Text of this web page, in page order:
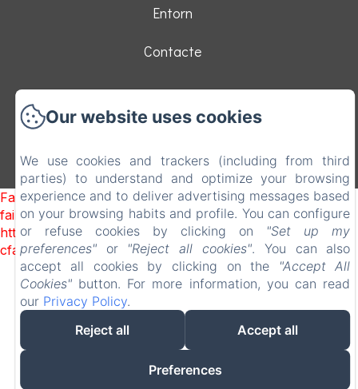
Entorn
Contacte
Termes de venda
Failed to load BookingEngine/index: Loading chunk 8127
failed. (missing:
https://d1cmur5l0xva3h.cloudfront.net/packs/8127-
cfabcb149315abdd-4e81f27ab116024e.js)
Our website uses cookies
We use cookies and trackers (including from third
parties) to understand and optimize your browsing
experience and to deliver advertising messages based
on your browsing habits and profile. You can configure
or refuse cookies by clicking on "Set up my
preferences"or "Reject all cookies". You can also
accept all cookies by clicking on the
"Accept All
Cookies"button. For more information, you can read
our Privacy Policy.
Reject all
Accept all
Preferences